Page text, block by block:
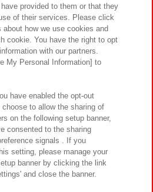
ナビリティ サイトポリシー
ウェブアクセシビリティ方針と検証結果
に
針 よくあるご質問・お問い合わせ
Amusement Inc.
provided to them or that they
of their services. Please click
how we use cookies and
cookie. You have the right to opt
with our partners.
My Personal Information] to
have enabled the opt-out
to allow the sharing of
on the following setup banner,
consented to the sharing
signals . If you
setting, please manage your
banner by clicking the link
and close the banner.